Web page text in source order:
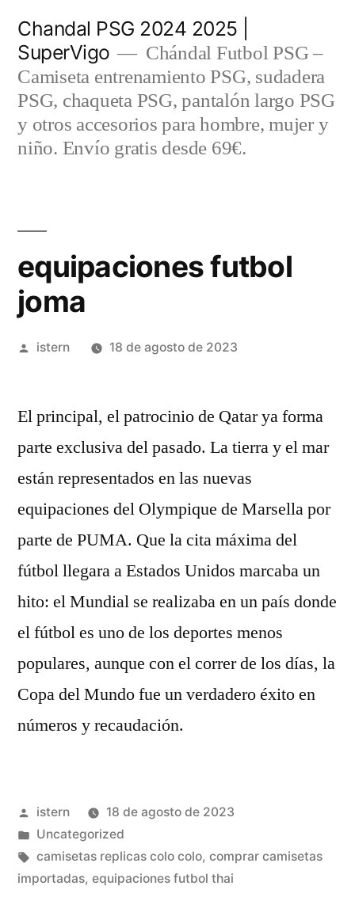
contenido
Chandal PSG 2024 2025 |
SuperVigo
Chándal Futbol PSG –
Camiseta entrenamiento PSG, sudadera
PSG, chaqueta PSG, pantalón largo PSG
y otros accesorios para hombre, mujer y
niño. Envío gratis desde 69€.
equipaciones futbol
joma
Publicado
istern 18 de agosto de 2023
El principal, el patrocinio de Qatar ya forma
parte exclusiva del pasado. La tierra y el mar
están representados en las nuevas
equipaciones del Olympique de Marsella por
parte de PUMA. Que la cita máxima del
fútbol llegara a Estados Unidos marcaba un
hito: el Mundial se realizaba en un país donde
el fútbol es uno de los deportes menos
populares, aunque con el correr de los días, la
Copa del Mundo fue un verdadero éxito en
números y recaudación.
Publicado
por
istern
18 de agosto de 2023
Publicado
en
Uncategorized
Etiquetas:
camisetas replicas colo colo, comprar camisetas
importadas, equipaciones futbol thai